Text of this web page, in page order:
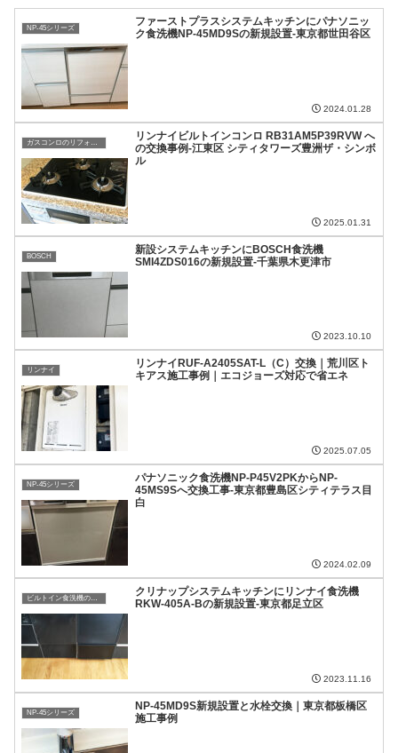
NP-45シリーズ
ファーストプラスシステムキッチンにパナソニッ
ク食洗機NP-45MD9Sの新規設置-東京都世田谷区
2024.01.28
リンナイビルトインコンロ RB31AM5P39RVW へ
の交換事例-江東区 シティタワーズ豊洲ザ・シンボ
ル
2025.01.31
BOSCH
新設システムキッチンにBOSCH食洗機
SMI4ZDS016の新規設置-千葉県木更津市
2023.10.10
リンナイ
リンナイRUF-A2405SAT-L（C）交換｜荒川区ト
キアス施工事例｜エコジョーズ対応で省エネ
2025.07.05
NP-45シリーズ
パナソニック食洗機NP-P45V2PKからNP-
45MS9Sへ交換工事-東京都豊島区シティテラス目
白
2024.02.09
ビルトイン食洗機の複雑な設置工事もお任せください！
クリナップシステムキッチンにリンナイ食洗機
RKW-405A-Bの新規設置-東京都足立区
2023.11.16
NP-45シリーズ
NP-45MD9S新規設置と水栓交換｜東京都板橋区
施工事例